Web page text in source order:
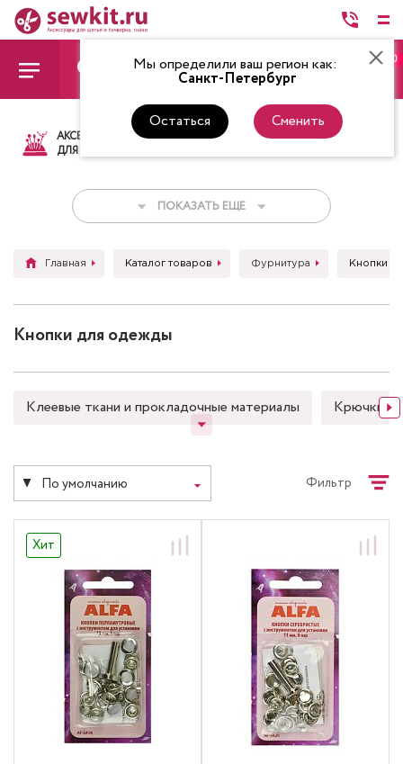
Мы определили ваш регион как:
Санкт-Петербург
Остаться Сменить
0
АКСЕССУАРЫ
ДЛЯ ШИТЬЯ
ТКАНИ НИТКИ
ПОКАЗАТЬ ЕЩЕ
Главная Каталог товаров Фурнитура Кнопки
Кнопки для одежды
Клеевые ткани и прокладочные материалы Крючки
По умолчанию Фильтр
Хит